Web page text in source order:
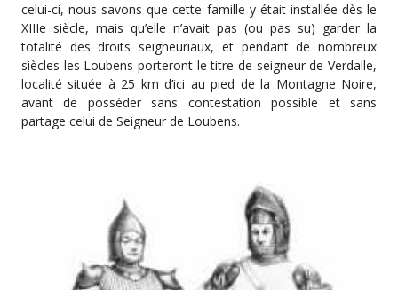
celui-ci, nous savons que cette famille y était installée dès le
XIIIe siècle, mais qu’elle n’avait pas (ou pas su) garder la
totalité des droits seigneuriaux, et pendant de nombreux
siècles les Loubens porteront le titre de seigneur de Verdalle,
localité située à 25 km d’ici au pied de la Montagne Noire,
avant de posséder sans contestation possible et sans
partage celui de Seigneur de Loubens.